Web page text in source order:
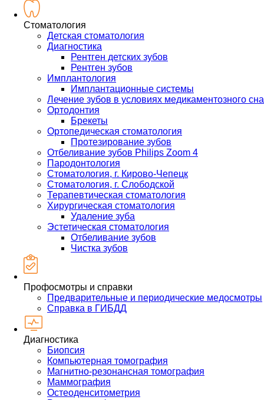
Стоматология
Детская стоматология
Диагностика
Рентген детских зубов
Рентген зубов
Имплантология
Имплантационные системы
Лечение зубов в условиях медикаментозного сна
Ортодонтия
Брекеты
Ортопедическая стоматология
Протезирование зубов
Отбеливание зубов Philips Zoom 4
Пародонтология
Стоматология, г. Кирово-Чепецк
Стоматология, г. Слободской
Терапевтическая стоматология
Хирургическая стоматология
Удаление зуба
Эстетическая стоматология
Отбеливание зубов
Чистка зубов
Профосмотры и справки
Предварительные и периодические медосмотры
Справка в ГИБДД
Диагностика
Биопсия
Компьютерная томография
Магнитно-резонансная томография
Маммография
Остеоденситометрия